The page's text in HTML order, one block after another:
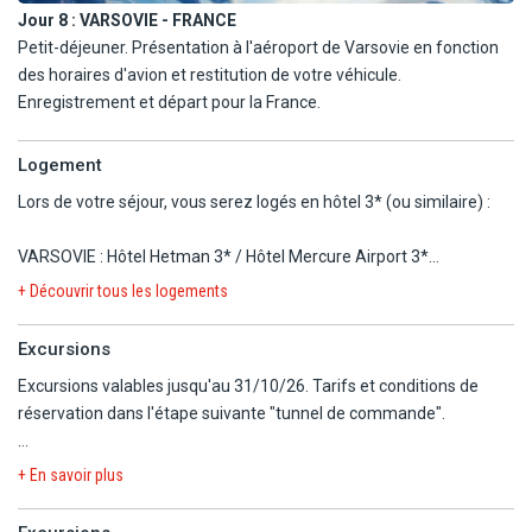
En option :
Visite de l'impressionnante mine de sel de Wieliczka, monument
unique au monde inscrit sur la liste du Patrimoine mondial de
l'UNESCO. Elle fait partie des plus vieux établissements
de galeries taillées dans le sel, de chapelles remarquablement
sculptures uniques taillées à même la roche saline.
Jour 8 : VARSOVIE - FRANCE
Petit-déjeuner. Présentation à l'aéroport de Varsovie en fonction
des horaires d'avion et restitution de votre véhicule.
Enregistrement et départ pour la France.
Logement
Lors de votre séjour, vous serez logés en hôtel 3* (ou similaire) :
VARSOVIE : Hôtel Hetman 3* / Hôtel Mercure Airport 3*
WROCLAW : Ibis Wroclaw Centrum 3*
confirmés dans le carnet de voyage transmis quelques jours avant
le départ.
+ Découvrir tous les logements
Excursions
Excursions valables jusqu'au 31/10/26. Tarifs et conditions de
réservation dans l'étape suivante "tunnel de commande".
DECOUVERTE & EXCURSIONS
VISITE GUIDEE D'AUSCHWITZ-BIRKENAU AVEC GUIDE
+ En savoir plus